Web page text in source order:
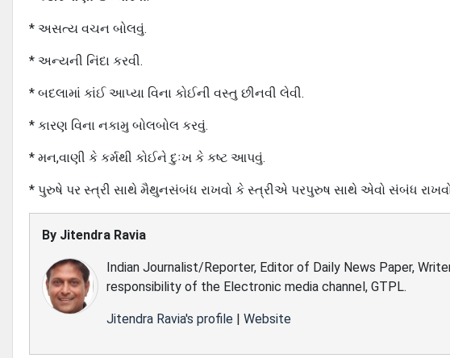
* અસત્ય વચન બોલવું.
* અન્યની નિંદા કરવી.
* બદલામાં કાંઈ આપ્યા વિના કોઈની વસ્તુ છીનવી લેવી.
* કારણ વિના નકામુ બોલબોલ કરવું.
* મન,વાણી કે કર્મથી કોઈને દુઃખ કે કષ્ટ આપવું.
* પુરુષે પર સ્ત્રી સાથે મૈથુનસંબંધ રાખવો કે સ્ત્રીએ પરપુરુષ સાથે એવો સંબંધ
By Jitendra Ravia
Indian Journalist/Reporter, Editor of Daily News Paper,
responsibility of the Electronic media channel, GTPL.
Jitendra Ravia's profile | Website